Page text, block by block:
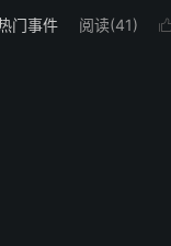
门事件 阅读(41)